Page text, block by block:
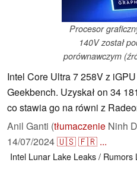
Procesor
140V został
porównawczym
Intel Core Ultra 7 258V z
Geekbench. Uzyskał on 34
co stawia go na równi z
Anil Ganti (tłumaczenie Ninh
14/07/2024🇺🇸🇫🇷 ...
Intel Lunar Lake Leaks / Rumors